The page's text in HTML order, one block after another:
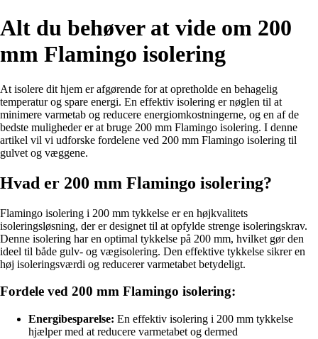
Alt du behøver at vide om 200
mm Flamingo isolering
At isolere dit hjem er afgørende for at opretholde en behagelig
temperatur og spare energi. En effektiv isolering er nøglen til at
minimere varmetab og reducere energiomkostningerne, og en af de
bedste muligheder er at bruge 200 mm Flamingo isolering. I denne
artikel vil vi udforske fordelene ved 200 mm Flamingo isolering til
gulvet og væggene.
Hvad er 200 mm Flamingo isolering?
Flamingo isolering i 200 mm tykkelse er en højkvalitets
isoleringsløsning, der er designet til at opfylde strenge isoleringskrav.
Denne isolering har en optimal tykkelse på 200 mm, hvilket gør den
ideel til både gulv- og vægisolering. Den effektive tykkelse sikrer en
høj isoleringsværdi og reducerer varmetabet betydeligt.
Fordele ved 200 mm Flamingo isolering:
Energibesparelse: En effektiv isolering i 200 mm tykkelse
hjælper med at reducere varmetabet og dermed